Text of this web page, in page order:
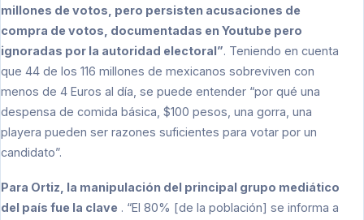
millones de votos, pero persisten acusaciones de
compra de votos, documentadas en Youtube pero
ignoradas por la autoridad electoral”. Teniendo en cuenta
que 44 de los 116 millones de mexicanos sobreviven con
menos de 4 Euros al día, se puede entender “por qué una
despensa de comida básica, $100 pesos, una gorra, una
playera pueden ser razones suficientes para votar por un
candidato”.
Para Ortiz, la manipulación del principal grupo mediático
del país fue la clave . “El 80% [de la población] se informa a